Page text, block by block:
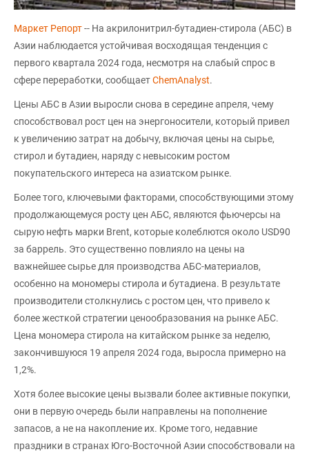
Маркет Репорт-- На акрилонитрил-бутадиен-стирола (АБС) в
Азии наблюдается устойчивая восходящая тенденция с
первого квартала 2024 года, несмотря на слабый спрос в
сфере переработки, сообщаетChemAnalyst.
Цены АБС в Азии выросли снова в середине апреля, чему
способствовал рост цен на энергоносители, который привел
к увеличению затрат на добычу, включая цены на сырье,
стирол и бутадиен, наряду с невысоким ростом
покупательского интереса на азиатском рынке.
Более того, ключевыми факторами, способствующими этому
продолжающемуся росту цен АБС, являются фьючерсы на
сырую нефть марки Brent, которые колеблются около USD90
за баррель. Это существенно повлияло на цены на
важнейшее сырье для производства АБС-материалов,
особенно на мономеры стирола и бутадиена. В результате
производители столкнулись с ростом цен, что привело к
более жесткой стратегии ценообразования на рынке АБС.
Цена мономера стирола на китайском рынке за неделю,
закончившуюся 19 апреля 2024 года, выросла примерно на
1,2%.
Хотя более высокие цены вызвали более активные покупки,
они в первую очередь были направлены на пополнение
запасов, а не на накопление их. Кроме того, недавние
праздники в странах Юго-Восточной Азии способствовали на